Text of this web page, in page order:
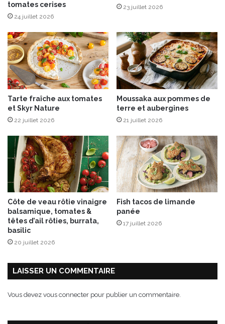
r
è
e
d
e
t
o
p
i
n
a
b
u
t
e
r
n
u
t
r
ô
t
é
t
a
e
t
o
tomates cerises
24 juillet 2026
23 juillet 2026
Tarte fraîche aux tomates
et Skyr Nature
22 juillet 2026
Moussaka aux pommes de
terre et aubergines
21 juillet 2026
Côte de veau rôtie vinaigre
balsamique, tomates &
têtes d’ail rôties, burrata,
basilic
20 juillet 2026
Fish tacos de limande
panée
17 juillet 2026
LAISSER UN COMMENTAIRE
Vous devez vous connecter pour publier un commentaire.